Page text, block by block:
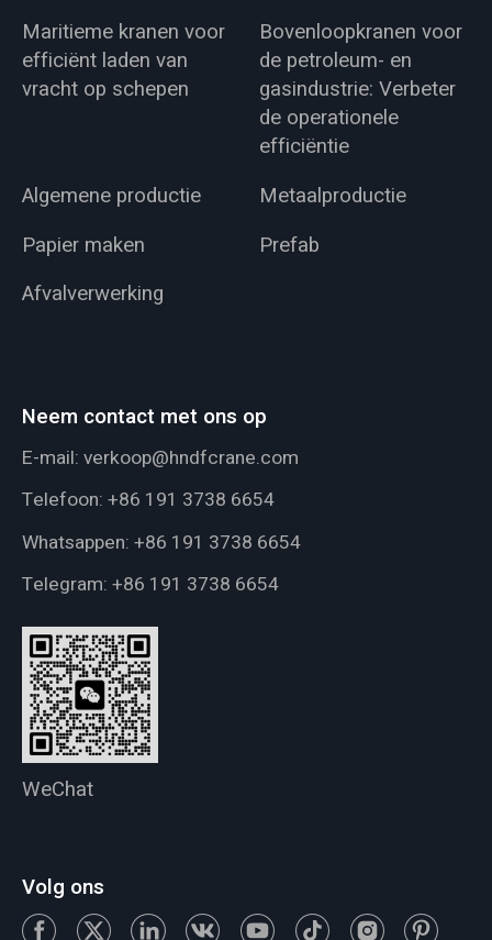
Maritieme kranen voor
efficiënt laden van
vracht op schepen
Bovenloopkranen voor
de petroleum- en
gasindustrie: Verbeter
de operationele
efficiëntie
Algemene productie
Metaalproductie
Papier maken
Prefab
Afvalverwerking
Neem contact met ons op
E-mail: verkoop@hndfcrane.com
Telefoon: +86 191 3738 6654
Whatsappen: +86 191 3738 6654
Telegram: +86 191 3738 6654
WeChat
Volg ons